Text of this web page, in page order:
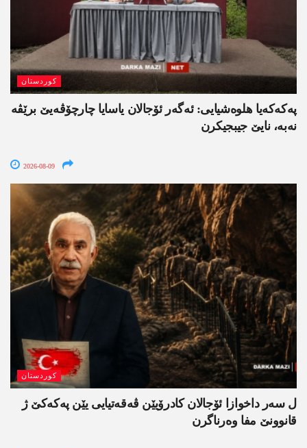
کوردستان
په‌كه‌كه‌یا هلوه‌شیایی: ئەگەر ئۆجالان یاسایا چارچۆڤەیێ برێڤە
نه‌به‌، نایێ جیبجیکرن
2026-08-09
کوردستان
ل سەر داخوازا ئۆجالان کادرۆیێن ڤەقەتیایی یێن پەکەکێ ژ
قانوونێ مفا وەرناگرن